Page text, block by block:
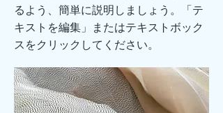
るよう、簡単に説明しましょう。「テ
キストを編集」またはテキストボック
スをクリックしてください。